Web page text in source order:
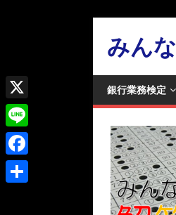
みん
銀行業務検定
X
L
i
n
F